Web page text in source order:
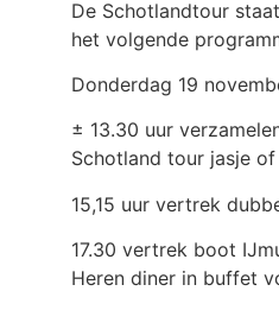
De Schotlandtour
het volgende
Donderdag 19
± 13.30 uur
Schotland tour jasje
15,15 uur vertrek
17.30 vertrek boot
Heren diner in buffet